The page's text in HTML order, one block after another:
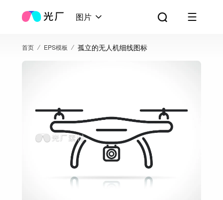
图片
首页 EPS模板 孤立的无人机细线图标